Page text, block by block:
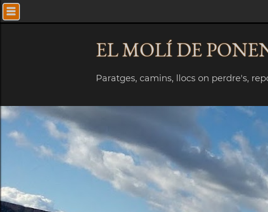
EL MOLÍDE
Paratges, camins, llocs on perdre's,